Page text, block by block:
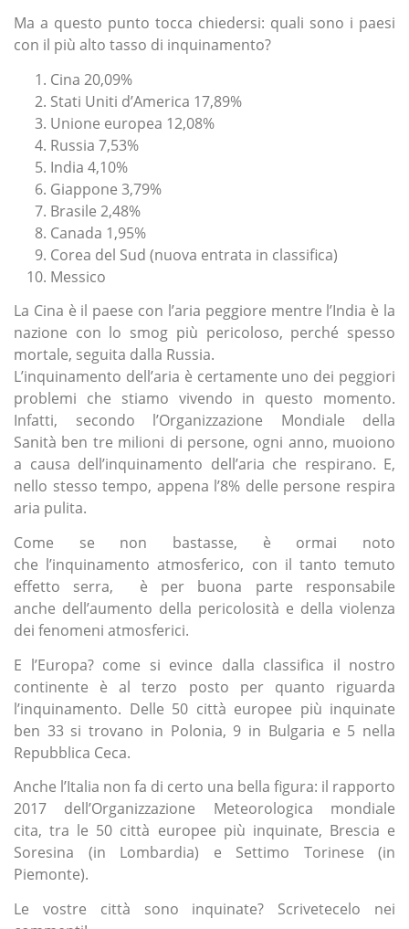
Ma a questo punto tocca chiedersi: quali sono i paesi
con il più alto tasso di inquinamento?
Cina 20,09%
Stati Uniti d’America 17,89%
Unione europea 12,08%
Russia 7,53%
India 4,10%
Giappone 3,79%
Brasile 2,48%
Canada 1,95%
Corea del Sud (nuova entrata in classifica)
Messico
La Cina è il paese con l’aria peggiore mentre l’India è la
nazione con lo smog più pericoloso, perché spesso
mortale, seguita dalla Russia.
L’inquinamento dell’aria è certamente uno dei peggiori
problemi che stiamo vivendo in questo momento.
Infatti, secondo l’Organizzazione Mondiale della
Sanità ben tre milioni di persone, ogni anno, muoiono
a causa dell’inquinamento dell’aria che respirano. E,
nello stesso tempo, appena l’8% delle persone respira
aria pulita.
Come se non bastasse, è ormai noto
che l’inquinamento atmosferico, con il tanto temuto
effetto serra, è per buona parte responsabile
anche dell’aumento della pericolosità e della violenza
dei fenomeni atmosferici.
E l’Europa? come si evince dalla classifica il nostro
continente è al terzo posto per quanto riguarda
l’inquinamento. Delle 50 città europee più inquinate
ben 33 si trovano in Polonia, 9 in Bulgaria e 5 nella
Repubblica Ceca.
Anche l’Italia non fa di certo una bella figura: il rapporto
2017 dell’Organizzazione Meteorologica mondiale
cita, tra le 50 città europee più inquinate, Brescia e
Soresina (in Lombardia) e Settimo Torinese (in
Piemonte).
Le vostre città sono inquinate? Scrivetecelo nei